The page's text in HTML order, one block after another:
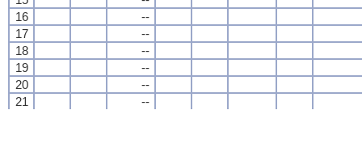
16
--
17
--
18
--
19
--
20
--
21
--
16
--
17
--
18
--
19
--
20
--
21
--
16
--
17
--
18
--
19
--
20
--
21
--
16
--
17
--
18
--
19
--
20
--
21
--